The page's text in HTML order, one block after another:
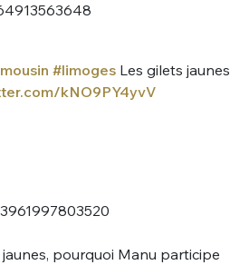
#limogesLes gilets jaunes
kNO9PY4yvV
pourquoi Manu participe